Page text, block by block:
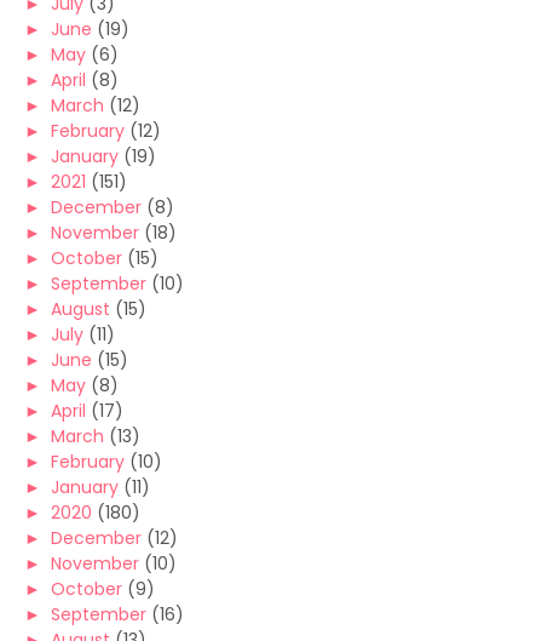
► June (19)
► May (6)
► April (8)
► March (12)
► February (12)
► January (19)
► 2021 (151)
► December (8)
► November (18)
► October (15)
► September (10)
► August (15)
► July (11)
► June (15)
► May (8)
► April (17)
► March (13)
► February (10)
► January (11)
► 2020 (180)
► December (12)
► November (10)
► October (9)
► September (16)